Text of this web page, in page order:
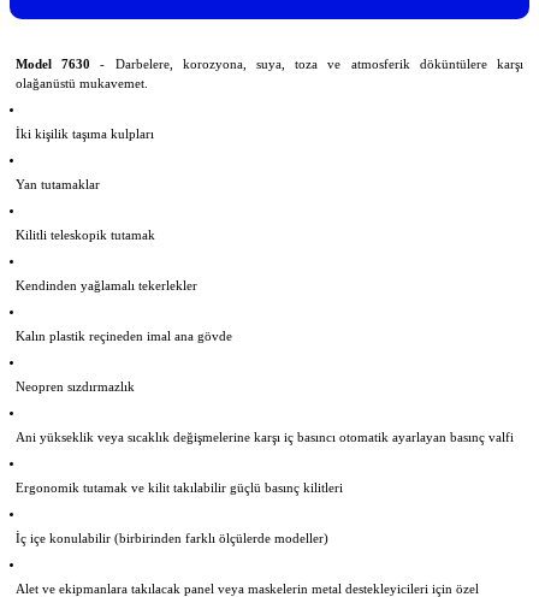
Model 7630
- Darbelere, korozyona, suya, toza ve atmosferik döküntülere karşı
olağanüstü mukavemet.
İki kişilik taşıma kulpları
Yan tutamaklar
Kilitli teleskopik tutamak
Kendinden yağlamalı tekerlekler
Kalın plastik reçineden imal ana gövde
Neopren sızdırmazlık
Ani yükseklik veya sıcaklık değişmelerine karşı iç basıncı otomatik ayarlayan basınç valfi
Ergonomik tutamak ve kilit takılabilir güçlü basınç kilitleri
İç içe konulabilir (birbirinden farklı ölçülerde modeller)
Alet ve ekipmanlara takılacak panel veya maskelerin metal destekleyicileri için özel